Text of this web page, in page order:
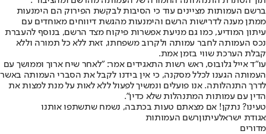
ברשם העמותות מציינים עוד כי הסיבות לבקשת הפירוק הם הימנעות
ממתן מענה לדרישות הרשם והימנעות מהגשת דיווחים מאוחדים עם
עיתון המודיע, כמו גם מניעת אפשרות פיקוח מצד הרשם, בנוסף להעברת
נכס העמותה לחבר עמותה ולקרוב משפחתו, זאת ללא כל תמורה וללא
קבלת הערכת שווי בזמן אמת.
עו"ד אייל גלובוס, ראש רשות התאגידים אמר: "לאחר שיח ארוך וממושך עם
העמותה הגענו לכלל מסקנה, כי אין בידנו לקבל את הסברי העמותה באשר
לדרך התנהלותה. אנו פועלים ונמשיך לפעול ללא לאות על מנת למצות את
הדין עם עמותות המתנהלות שלא כדין".
טעינו? נתקן! אם מצאתם טעות בכתבה, נשמח שתשתפו אותנו
אגודת ישראלעיתוןרשם העמותות
מדורים